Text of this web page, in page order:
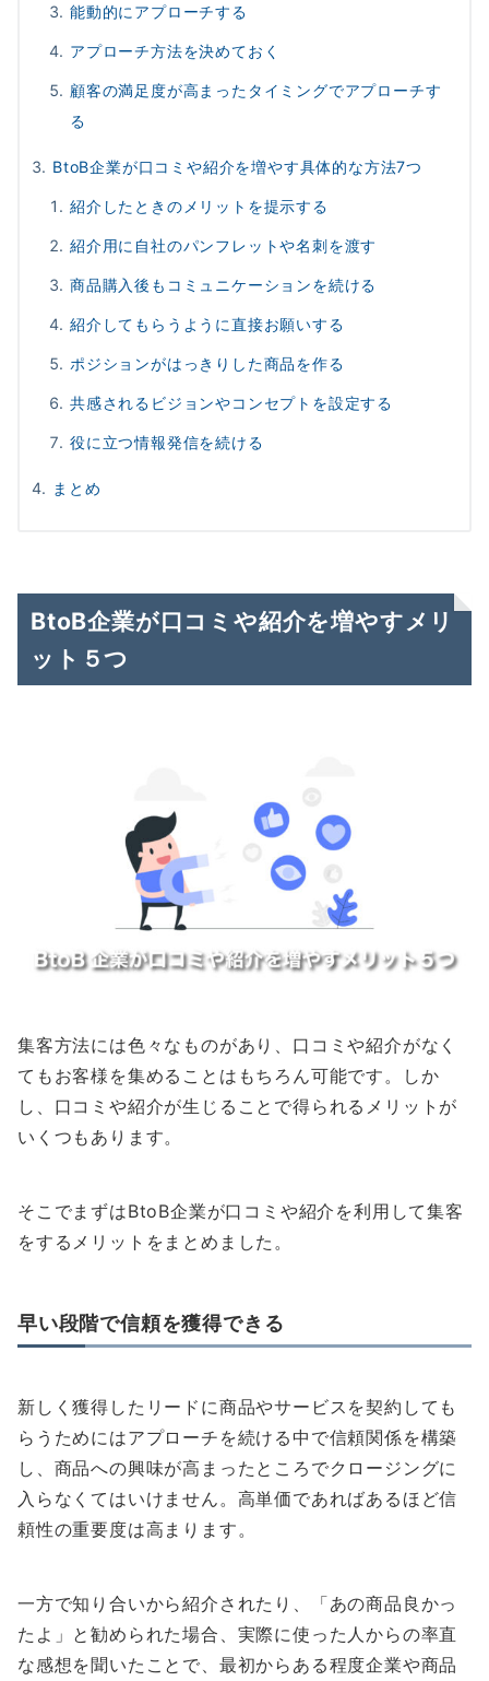
能動的にアプローチする
アプローチ方法を決めておく
顧客の満足度が高まったタイミングでアプローチす
る
BtoB企業が口コミや紹介を増やす具体的な方法7つ
紹介したときのメリットを提示する
紹介用に自社のパンフレットや名刺を渡す
商品購入後もコミュニケーションを続ける
紹介してもらうように直接お願いする
ポジションがはっきりした商品を作る
共感されるビジョンやコンセプトを設定する
役に立つ情報発信を続ける
まとめ
BtoB企業が口コミや紹介を増やすメリ
ット５つ
集客方法には色々なものがあり、口コミや紹介がなく
てもお客様を集めることはもちろん可能です。しか
し、口コミや紹介が生じることで得られるメリットが
いくつもあります。
そこでまずはBtoB企業が口コミや紹介を利用して集客
をするメリットをまとめました。
早い段階で信頼を獲得できる
新しく獲得したリードに商品やサービスを契約しても
らうためにはアプローチを続ける中で信頼関係を構築
し、商品への興味が高まったところでクロージングに
入らなくてはいけません。高単価であればあるほど信
頼性の重要度は高まります。
一方で知り合いから紹介されたり、「あの商品良かっ
たよ」と勧められた場合、実際に使った人からの率直
な感想を聞いたことで、最初からある程度企業や商品